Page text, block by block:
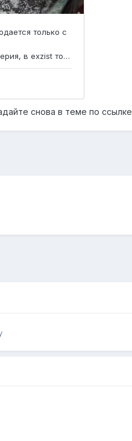
снова в теме по ссылке